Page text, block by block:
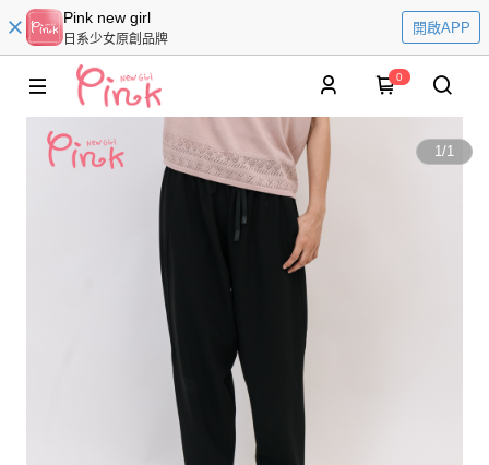
Pink new girl
日系少女原創品牌
開啟APP
0
1/1